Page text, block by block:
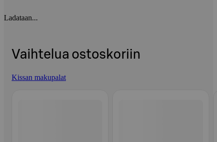
Ladataan...
Vaihtelua ostoskoriin
Kissan makupalat